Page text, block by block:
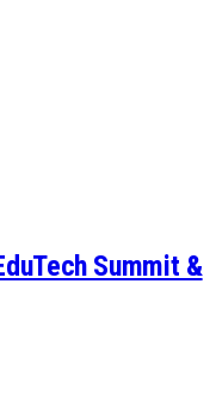
Summit &